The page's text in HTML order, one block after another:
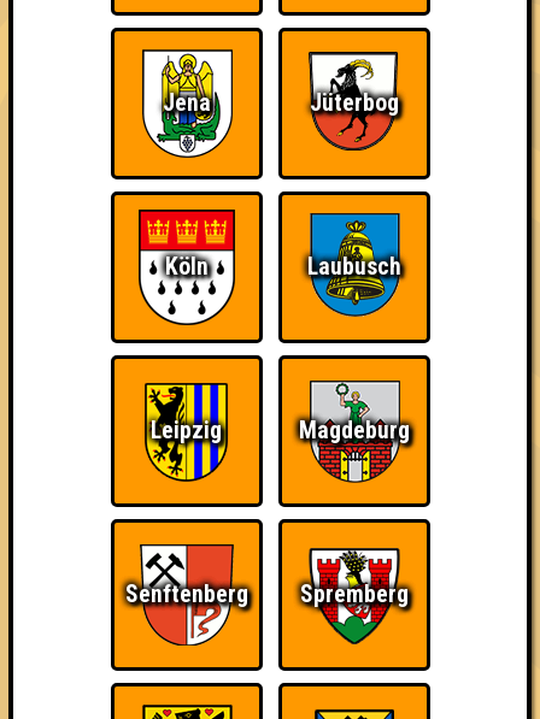
In drei aufregenden Runden ballern euch die Quizmaster*innen
allerlei Fragen zu allerlei Sachen, sowie wahnsinnige
Bilderrätsel, Computerstimmen und andere Spielchen um die
Schnapp dir deine (neunmal)klügsten und trinkfestesten
Freunde und zeigt den anderen Teams, wo der Frosch die
Locken hat. Gewinnt ihr, gibt es Schnaps, seid ihr mittelmäßig,
gibt es Schnaps, seid ihr glücklich, gibt es Schnaps. Kurzum: es
gibt Schnaps. Geschenkt.
Wir freuen uns auf euch!
Euer Quizlabor und
eure Holly‘s Big Bar! ♥
= FAKTENCHECK ==
🏨 Holly's Big Bar
🚋 Am Steintor 6 | 06112 Halle (Saale)
📅 jeden 2. & 4. Donnerstag
🕢 Einlass: 18:30 Uhr
🕗 Beginn: 19:00 Uhr
⁉ 3 Runden // 30 Fragen // ca. 60 Punkte
Jena Jüterbog
Köln Laubusch
Leipzig Magdeburg
Senftenberg Spremberg